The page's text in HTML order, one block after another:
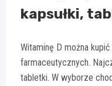
kapsułki,
Witaminę D można
farmaceutycznych.
tabletki. W wyborze